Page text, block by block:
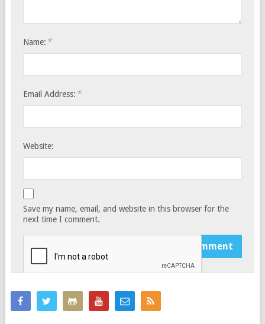
Name: *
Email Address: *
Website:
Save my name, email, and website in this browser for the
next time I comment.